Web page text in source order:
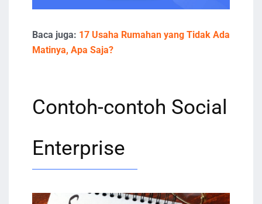
Baca juga: 17 Usaha Rumahan yang Tidak Ada
Matinya, Apa Saja?
Contoh-contoh Social
Enterprise